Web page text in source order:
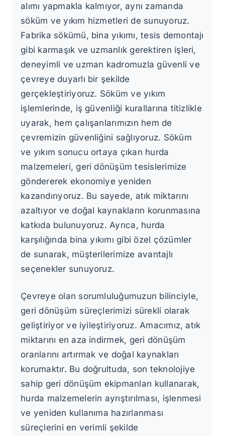
alımı yapmakla kalmıyor, aynı zamanda
söküm ve yıkım hizmetleri de sunuyoruz.
Fabrika sökümü, bina yıkımı, tesis demontajı
gibi karmaşık ve uzmanlık gerektiren işleri,
deneyimli ve uzman kadromuzla güvenli ve
çevreye duyarlı bir şekilde
gerçekleştiriyoruz. Söküm ve yıkım
işlemlerinde, iş güvenliği kurallarına titizlikle
uyarak, hem çalışanlarımızın hem de
çevremizin güvenliğini sağlıyoruz. Söküm
ve yıkım sonucu ortaya çıkan hurda
malzemeleri, geri dönüşüm tesislerimize
göndererek ekonomiye yeniden
kazandırıyoruz. Bu sayede, atık miktarını
azaltıyor ve doğal kaynakların korunmasına
katkıda bulunuyoruz. Ayrıca, hurda
karşılığında bina yıkımı gibi özel çözümler
de sunarak, müşterilerimize avantajlı
seçenekler sunuyoruz.
Çevreye olan sorumluluğumuzun bilinciyle,
geri dönüşüm süreçlerimizi sürekli olarak
geliştiriyor ve iyileştiriyoruz. Amacımız, atık
miktarını en aza indirmek, geri dönüşüm
oranlarını artırmak ve doğal kaynakları
korumaktır. Bu doğrultuda, son teknolojiye
sahip geri dönüşüm ekipmanları kullanarak,
hurda malzemelerin ayrıştırılması, işlenmesi
ve yeniden kullanıma hazırlanması
süreçlerini en verimli şekilde